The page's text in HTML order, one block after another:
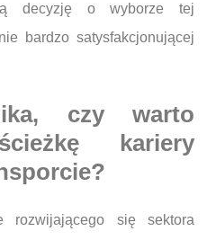
decyzję o wyborze tej
bardzo satysfakcjonującej
czy warto
kariery
rozwijającego się sektora